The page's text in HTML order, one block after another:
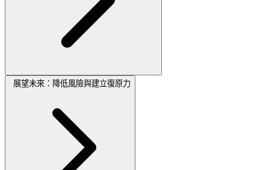
展望未來：降低風險與建立復原力